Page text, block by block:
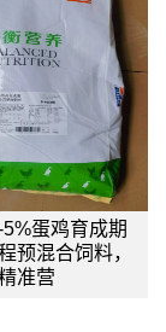
蛋鸡育成期
预混合饲料，
准营